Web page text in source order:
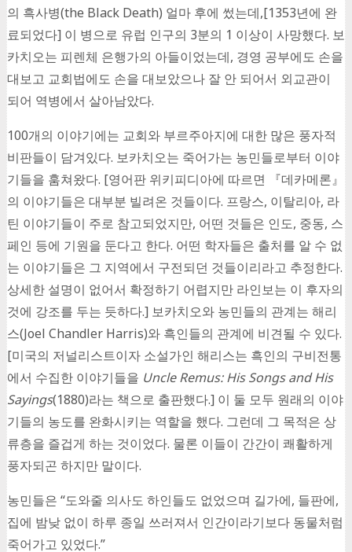
의 흑사병(the Black Death) 얼마 후에 썼는데,[1353년에 완
료되었다] 이 병으로 유럽 인구의 3분의 1 이상이 사망했다. 보
카치오는 피렌체 은행가의 아들이었는데, 경영 공부에도 손을
대보고 교회법에도 손을 대보았으나 잘 안 되어서 외교관이
되어 역병에서 살아남았다.
100개의 이야기에는 교회와 부르주아지에 대한 많은 풍자적
비판들이 담겨있다. 보카치오는 죽어가는 농민들로부터 이야
기들을 훔쳐왔다. [영어판 위키피디아에 따르면 『데카메론』
의 이야기들은 대부분 빌려온 것들이다. 프랑스, 이탈리아, 라
틴 이야기들이 주로 참고되었지만, 어떤 것들은 인도, 중동, 스
페인 등에 기원을 둔다고 한다. 어떤 학자들은 출처를 알 수 없
는 이야기들은 그 지역에서 구전되던 것들이리라고 추정한다.
상세한 설명이 없어서 확정하기 어렵지만 라인보는 이 후자의
것에 강조를 두는 듯하다.] 보카치오와 농민들의 관계는 해리
스(Joel Chandler Harris)와 흑인들의 관계에 비견될 수 있다.
[미국의 저널리스트이자 소설가인 해리스는 흑인의 구비전통
에서 수집한 이야기들을 Uncle Remus: His Songs and His
Sayings(1880)라는 책으로 출판했다.] 이 둘 모두 원래의 이야
기들의 농도를 완화시키는 역할을 했다. 그런데 그 목적은 상
류층을 즐겁게 하는 것이었다. 물론 이들이 간간이 쾌활하게
풍자되곤 하지만 말이다.
농민들은 “도와줄 의사도 하인들도 없었으며 길가에, 들판에,
집에 밤낮 없이 하루 종일 쓰러져서 인간이라기보다 동물처럼
죽어가고 있었다.”